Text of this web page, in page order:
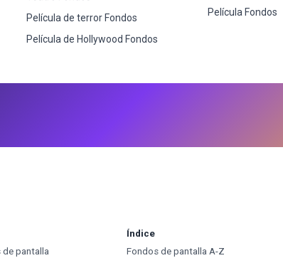
Película de terror Fondos
Película de Hollywood Fondos
Película Fondos
de pantalla
Índice
Fondos de pantalla A-Z